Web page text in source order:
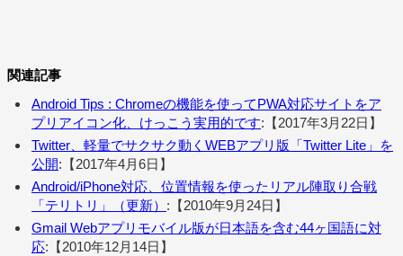
関連記事
Android Tips : Chromeの機能を使ってPWA対応サイトをア
プリアイコン化、けっこう実用的です:【2017年3月22日】
Twitter、軽量でサクサク動くWEBアプリ版「Twitter Lite」を
公開:【2017年4月6日】
Android/iPhone対応、位置情報を使ったリアル陣取り合戦
「テリトリ」（更新） :【2010年9月24日】
Gmail Webアプリモバイル版が日本語を含む44ヶ国語に対
応:【2010年12月14日】